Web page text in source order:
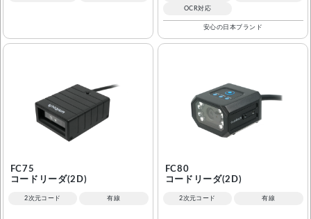
OCR対応
安心の日本ブランド
FC75
コードリーダ(2D)
2次元コード 有線
FC80
コードリーダ(2D)
2次元コード 有線